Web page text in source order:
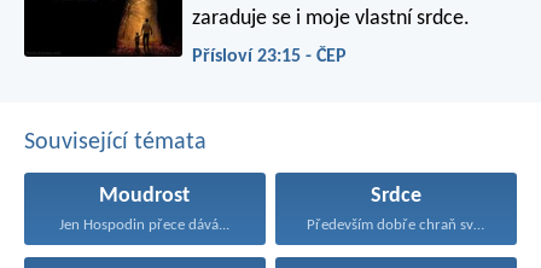
zaraduje se i moje vlastní srdce.
Přísloví 23:15 - ČEP
Související témata
Moudrost
Jen Hospodin přece dává...
Srdce
Především dobře chraň své...